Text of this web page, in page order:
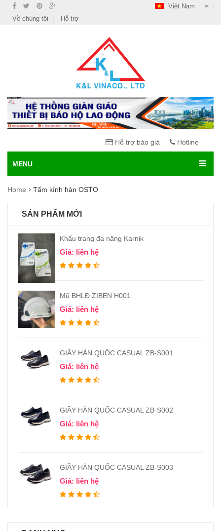
Việt Nam
Về chúng tôi
Hỗ trợ
Hỗ trợ báo giá Hotline
MENU
Home Tấm kính hàn OSTO
SẢN PHẨM MỚI
Khẩu trang đa năng Karnik
Giá: liên hệ
Mũ BHLĐ ZIBEN H001
Giá: liên hệ
GIẦY HÀN QUỐC CASUAL ZB-S001
Giá: liên hệ
GIẦY HÀN QUỐC CASUAL ZB-S002
Giá: liên hệ
GIẦY HÀN QUỐC CASUAL ZB-S003
Giá: liên hệ